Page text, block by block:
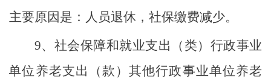
主要原因是：人员退休，社保缴费减少。
9、 社会保障和就业支出（类）行政事业
单位养老支出（款）其他行政事业单位养老